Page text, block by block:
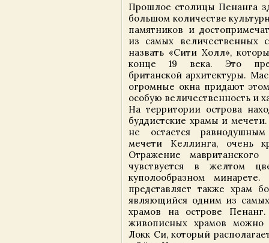
Прошлое столицы Пенанга
большом количестве
памятников и
из самых величественных
назвать «Сити Холл»,
конце 19 века. Это
британской архитектуры.
огромные окна придают
особую величественность и
На территории острова
буддистские храмы и
не остается
мечети Келлинга, очень
Отражение мавританского
чувствуется в желтом
куполообразном
представляет также храм
являющийся одним из самых
храмов на острове
живописных храмов можно
Локк Си, который